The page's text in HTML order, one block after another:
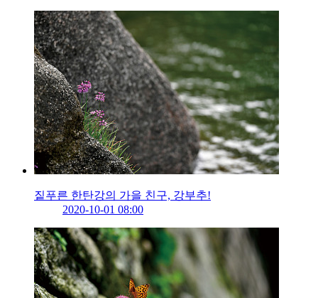
짙푸른 한탄강의 가을 친구, 강부추!
2020-10-01 08:00